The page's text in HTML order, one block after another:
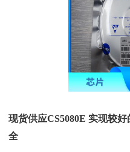
现货供应CS5080E 实现较
全